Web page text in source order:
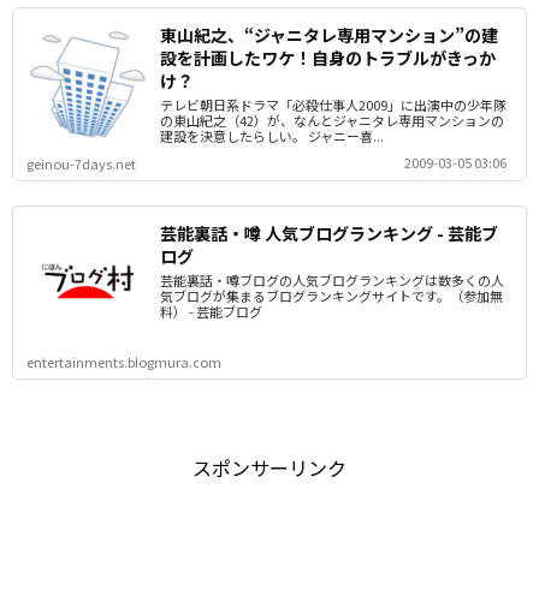
東山紀之、“ジャニタレ専用マンション”の建
設を計画したワケ！自身のトラブルがきっか
け？
テレビ朝日系ドラマ「必殺仕事人2009」に出演中の少年隊
の東山紀之（42）が、なんとジャニタレ専用マンションの
建設を決意したらしい。 ジャニー喜...
geinou-7days.net
2009-03-05 03:06
芸能裏話・噂 人気ブログランキング - 芸能ブ
ログ
芸能裏話・噂ブログの人気ブログランキングは数多くの人
気ブログが集まるブログランキングサイトです。（参加無
料） - 芸能ブログ
entertainments.blogmura.com
スポンサーリンク